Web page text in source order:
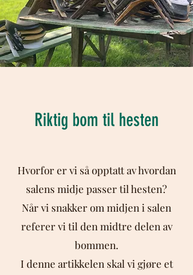
Riktig bom til hesten
Hvorfor er vi så opptatt av hvordan
salens midje passer til hesten?
Når vi snakker om midjen i salen
referer vi til den midtre delen av
bommen.
I denne artikkelen skal vi gjøre et